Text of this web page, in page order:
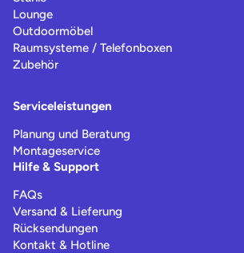
Lounge
Outdoormöbel
Raumsysteme / Telefonboxen
Zubehör
Serviceleistungen
Planung und Beratung
Montageservice
Hilfe & Support
FAQs
Versand & Lieferung
Rücksendungen
Kontakt & Hotline